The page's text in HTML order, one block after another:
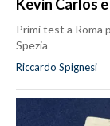
Kevin Carlos
Primi test a Roma
Spezia
Riccardo Spignesi